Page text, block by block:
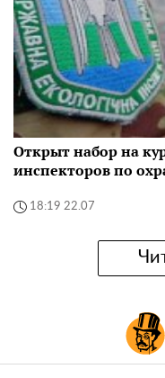
Открыт набор на
инспекторов по
18:19 22.07